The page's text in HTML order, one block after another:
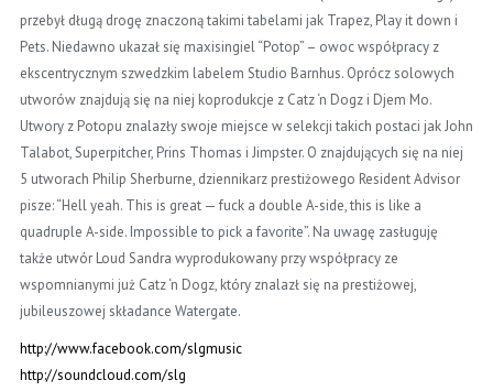
przebył długą drogę znaczoną takimi tabelami jak Trapez, Play it down i
Pets. Niedawno ukazał się maxisingiel “Potop” – owoc współpracy z
ekscentrycznym szwedzkim labelem Studio Barnhus. Oprócz solowych
utworów znajdują się na niej koprodukcje z Catz ‘n Dogz i Djem Mo.
Utwory z Potopu znalazły swoje miejsce w selekcji takich postaci jak John
Talabot, Superpitcher, Prins Thomas i Jimpster. O znajdujących się na niej
5 utworach Philip Sherburne, dziennikarz prestiżowego Resident Advisor
pisze: “Hell yeah. This is great — fuck a double A-side, this is like a
quadruple A-side. Impossible to pick a favorite”. Na uwagę zasługuję
także utwór Loud Sandra wyprodukowany przy współpracy ze
wspomnianymi już Catz ‘n Dogz, który znalazł się na prestiżowej,
jubileuszowej składance Watergate.
http://www.facebook.com/slgmusic
http://soundcloud.com/slg